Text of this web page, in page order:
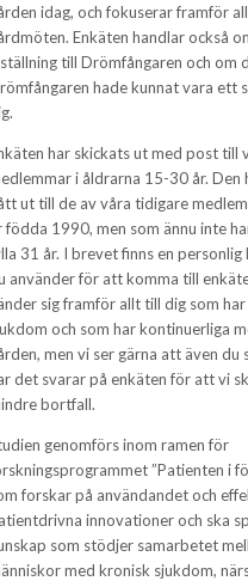
idag, och fokuserar framför
Enkäten handlar också
till Drömfångaren och om
hade kunnat vara ett
har skickats ut med post till
i åldrarna 15-30 år. Den
ut till de av våra tidigare
födda 1990, men som ännu inte
31 år. I brevet finns en personlig
använder för att komma till
sig framför allt till dig som
och som har kontinuerliga
men vi ser gärna att även du
det svarar på enkäten för att vi
bortfall.
genomförs inom ramen för
”Patienten i
forskar på användandet och
innovationer och ska
som stödjer samarbetet
med kronisk sjukdom,